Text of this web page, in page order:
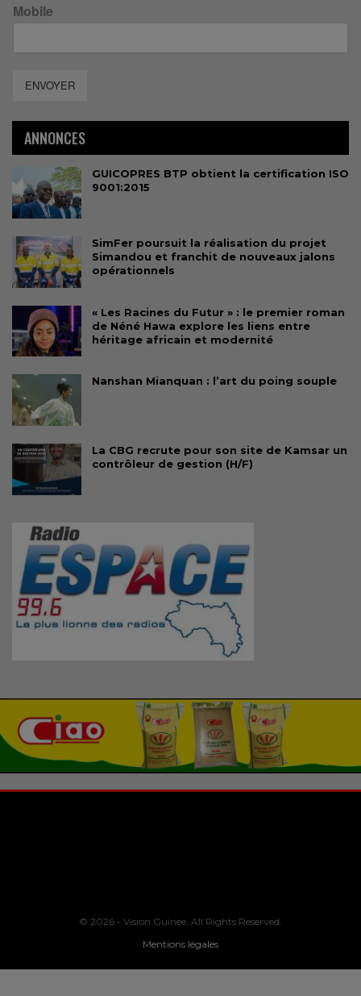
Mobile
ENVOYER
ANNONCES
GUICOPRES BTP obtient la certification ISO
9001:2015
SimFer poursuit la réalisation du projet
Simandou et franchit de nouveaux jalons
opérationnels
« Les Racines du Futur » : le premier roman
de Néné Hawa explore les liens entre
héritage africain et modernité
Nanshan Mianquan : l’art du poing souple
La CBG recrute pour son site de Kamsar un
contrôleur de gestion (H/F)
© 2026 - Vision Guinee. All Rights Reserved.
Mentions légales